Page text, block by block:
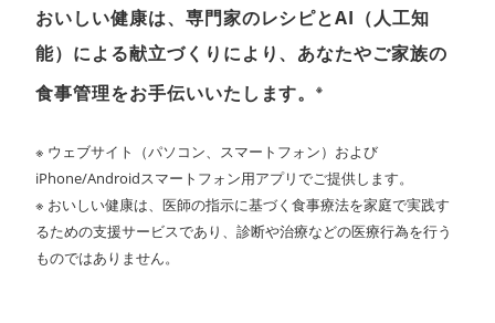
おいしい健康は、専門家のレシピとAI（人工知
能）による献立づくりにより、あなたやご家族の
食事管理をお手伝いいたします。※
ウェブサイト（パソコン、スマートフォン）および
iPhone/Androidスマートフォン用アプリでご提供します。
おいしい健康は、医師の指示に基づく食事療法を家庭で実践す
るための支援サービスであり、診断や治療などの医療行為を行う
ものではありません。